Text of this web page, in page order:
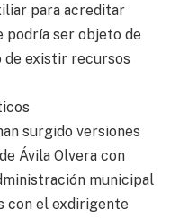
para acreditar
podría ser objeto de
de existir recursos
surgido versiones
Ávila Olvera con
municipal
con el exdirigente